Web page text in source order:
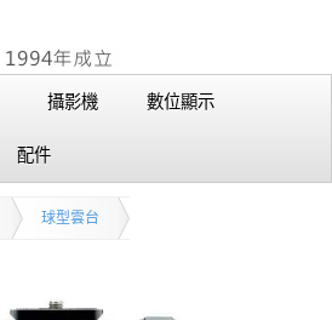
攝影機 數位顯示
配件
球型雲台